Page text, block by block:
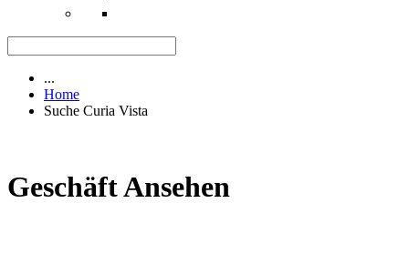
...
Home
Suche Curia Vista
Geschäft Ansehen